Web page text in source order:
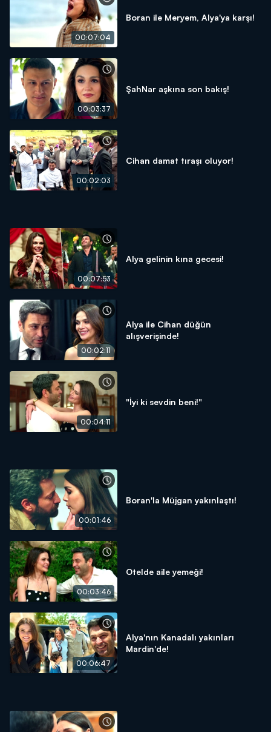
00:07:04
Boran ile Meryem, Alya'ya karşı!
00:03:37
ŞahNar aşkına son bakış!
00:02:03
Cihan damat tıraşı oluyor!
00:07:53
Alya gelinin kına gecesi!
00:02:11
Alya ile Cihan düğün
alışverişinde!
00:04:11
"İyi ki sevdin beni!"
00:01:46
Boran'la Müjgan yakınlaştı!
00:03:46
Otelde aile yemeği!
00:06:47
Alya'nın Kanadalı yakınları
Mardin'de!